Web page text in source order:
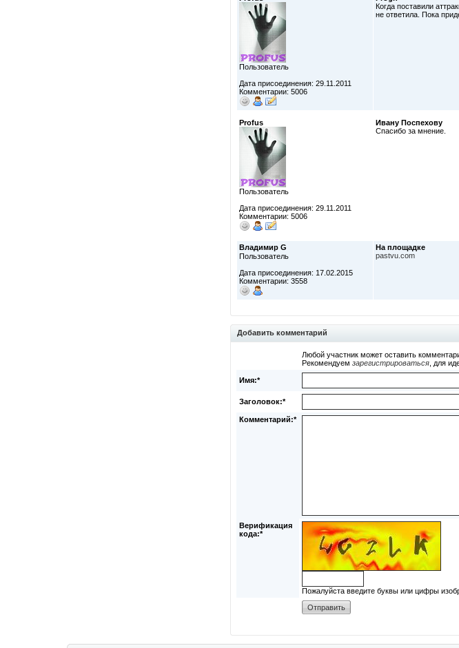
Пользователь
Дата присоединения: 29.11.2011
Комментарии: 5006
Когда поставили
не ответила. Пока
Profus
Пользователь
Дата присоединения: 29.11.2011
Комментарии: 5006
Ивану Поспехову
Спасибо за мнение.
Владимир G
Пользователь
Дата присоединения: 17.02.2015
Комментарии: 3558
На площадке
pastvu.com
Добавить комментарий
Любой участник может оставить
Рекомендуем зарегистрироваться , для
Имя:*
Заголовок:*
Комментарий:*
Верификация
кода:*
Пожалуйста введите буквы или цифры